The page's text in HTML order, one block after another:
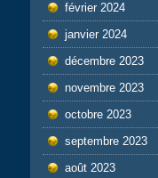
février 2024
janvier 2024
décembre 2023
novembre 2023
octobre 2023
septembre 2023
août 2023